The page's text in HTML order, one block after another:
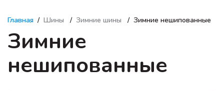
Главная Шины Зимние шины Зимние нешипованные
Зимние
нешипованные